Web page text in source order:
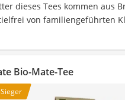
dieses Tees kommen aus
von familiengeführten
Bio-Mate-Tee